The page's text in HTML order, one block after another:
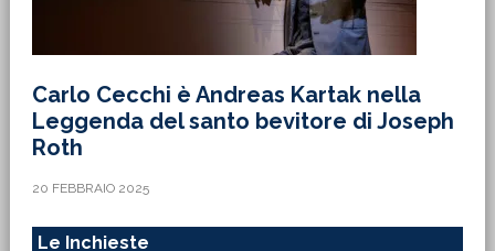
Carlo Cecchi è Andreas Kartak nella
Leggenda del santo bevitore di Joseph
Roth
20 FEBBRAIO 2025
Le Inchieste